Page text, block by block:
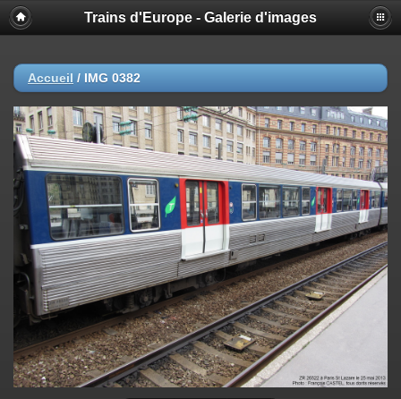
Trains d'Europe - Galerie d'images
Accueil / IMG 0382